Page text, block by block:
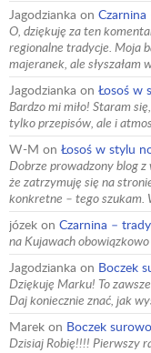
Jagodzianka on
O, dziękuję za ten
regionalne tradycje. Moja
majeranek, ale słyszałam
Jagodzianka on Łosoś w
Bardzo mi miło! Staram
tylko przepisów, ale i
W-M on Łosoś w stylu
Dobrze prowadzony blog
że zatrzymuję się na
konkretne – tego szukam.
józek on Czarnina –
na Kujawach
Jagodzianka on Boczek
Dziękuję Marku! To
Daj koniecznie znać, jak
Marek on Boczek
Dzisiaj Robię!!!! Pierwszy